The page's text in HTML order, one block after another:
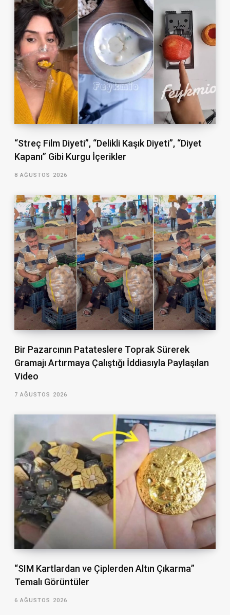
“Streç Film Diyeti”, “Delikli Kaşık Diyeti”, “Diyet
Kapanı” Gibi Kurgu İçerikler
8 AĞUSTOS 2026
Bir Pazarcının Patateslere Toprak Sürerek
Gramajı Artırmaya Çalıştığı İddiasıyla Paylaşılan
Video
7 AĞUSTOS 2026
“SIM Kartlardan ve Çiplerden Altın Çıkarma”
Temalı Görüntüler
6 AĞUSTOS 2026